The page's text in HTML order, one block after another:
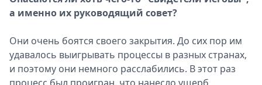
а именно их руководящий совет?
Они очень боятся своего закрытия. До сих пор им
удавалось выигрывать процессы в разных странах,
и поэтому они немного расслабились. В этот раз